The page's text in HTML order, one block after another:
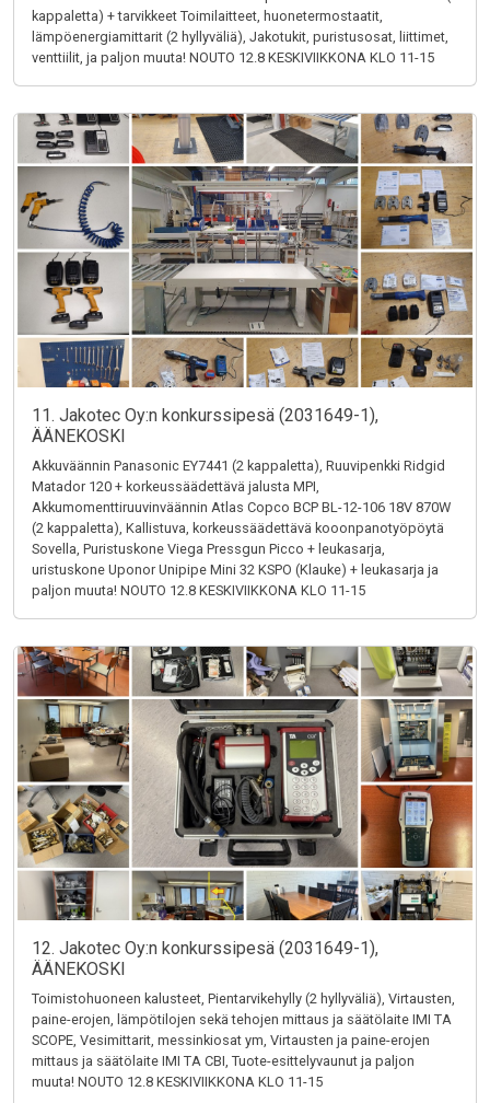
kappaletta) + tarvikkeet Toimilaitteet, huonetermostaatit,
lämpöenergiamittarit (2 hyllyväliä), Jakotukit, puristusosat, liittimet,
venttiilit, ja paljon muuta! NOUTO 12.8 KESKIVIIKKONA KLO 11-15
11. Jakotec Oy:n konkurssipesä (2031649-1),
ÄÄNEKOSKI
Akkuväännin Panasonic EY7441 (2 kappaletta), Ruuvipenkki Ridgid
Matador 120 + korkeussäädettävä jalusta MPI,
Akkumomenttiruuvinväännin Atlas Copco BCP BL-12-106 18V 870W
(2 kappaletta), Kallistuva, korkeussäädettävä kooonpanotyöpöytä
Sovella, Puristuskone Viega Pressgun Picco + leukasarja,
uristuskone Uponor Unipipe Mini 32 KSPO (Klauke) + leukasarja ja
paljon muuta! NOUTO 12.8 KESKIVIIKKONA KLO 11-15
12. Jakotec Oy:n konkurssipesä (2031649-1),
ÄÄNEKOSKI
Toimistohuoneen kalusteet, Pientarvikehylly (2 hyllyväliä), Virtausten,
paine-erojen, lämpötilojen sekä tehojen mittaus ja säätölaite IMI TA
SCOPE, Vesimittarit, messinkiosat ym, Virtausten ja paine-erojen
mittaus ja säätölaite IMI TA CBI, Tuote-esittelyvaunut ja paljon
muuta! NOUTO 12.8 KESKIVIIKKONA KLO 11-15